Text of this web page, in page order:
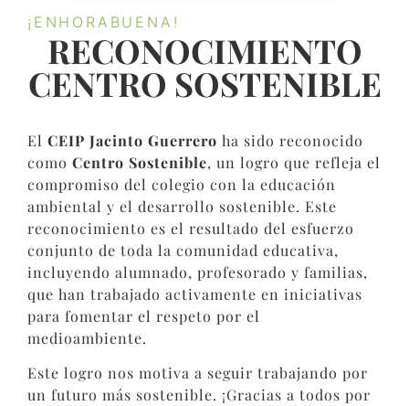
¡ENHORABUENA!
RECONOCIMIENTO
CENTRO SOSTENIBLE​
El CEIP Jacinto Guerrero ha sido reconocido
como Centro Sostenible, un logro que refleja el
compromiso del colegio con la educación
ambiental y el desarrollo sostenible. Este
reconocimiento es el resultado del esfuerzo
conjunto de toda la comunidad educativa,
incluyendo alumnado, profesorado y familias,
que han trabajado activamente en iniciativas
para fomentar el respeto por el
medioambiente.
Este logro nos motiva a seguir trabajando por
un futuro más sostenible. ¡Gracias a todos por